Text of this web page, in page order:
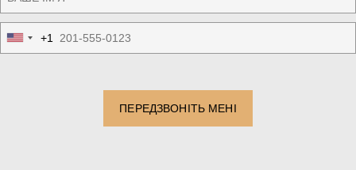
United
States
+1
ПЕРЕДЗВОНІТЬ МЕНІ